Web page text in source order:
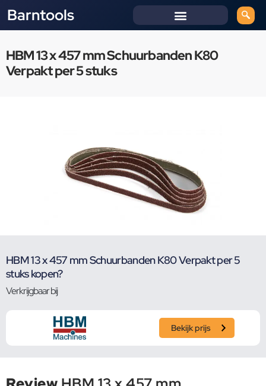
Barntools
HBM 13 x 457 mm Schuurbanden K80
Verpakt per 5 stuks
HBM 13 x 457 mm Schuurbanden K80 Verpakt per 5
stuks kopen?
Verkrijgbaar bij
Bekijk prijs